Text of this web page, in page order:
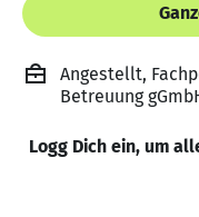
Angestellt,
Betreuung
Logg Dich ein, um